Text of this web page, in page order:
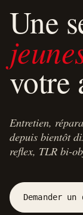
Une
votre
Entretien,
depuis bientôt
reflex, TLR bi-
Demander